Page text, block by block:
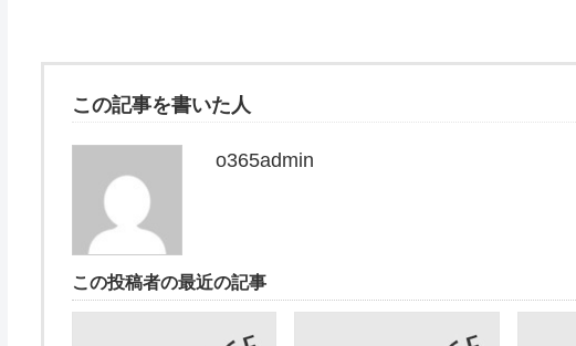
この記事を書いた人
o365admin
この投稿者の最近の記事